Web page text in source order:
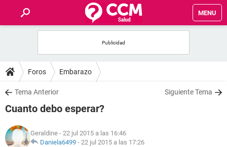
MENU
FOROS
SALUD
NUTRICIÓN
Foros Embarazo
Tema Anterior Siguiente Tema
Cuanto debo esperar?
Geraldine - 22 jul 2015 a las 16:46
Daniela6499 - 22 jul 2015 a las 17:26